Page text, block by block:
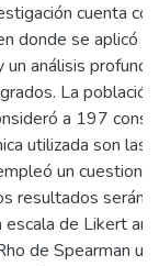
cuenta
donde se aplicó un
un análisis
La
a 197
utilizada son las
un
resultados serán
escala de Likert
de Spearman un